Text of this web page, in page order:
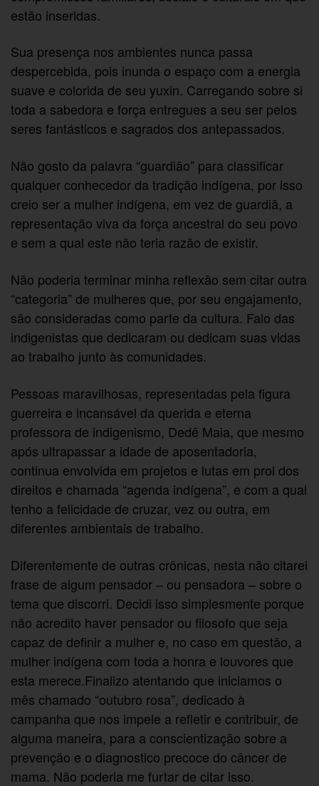
estão inseridas.
Sua presença nos ambientes nunca passa
despercebida, pois inunda o espaço com a energia
suave e colorida de seu yuxin. Carregando sobre si
toda a sabedora e força entregues a seu ser pelos
seres fantásticos e sagrados dos antepassados.
Não gosto da palavra “guardião” para classificar
qualquer conhecedor da tradição indígena, por isso
creio ser a mulher indígena, em vez de guardiã, a
representação viva da força ancestral do seu povo
e sem a qual este não teria razão de existir.
Não poderia terminar minha reflexão sem citar outra
“categoria” de mulheres que, por seu engajamento,
são consideradas como parte da cultura. Falo das
indigenistas que dedicaram ou dedicam suas vidas
ao trabalho junto às comunidades.
Pessoas maravilhosas, representadas pela figura
guerreira e incansável da querida e eterna
professora de indigenismo, Dedê Maia, que mesmo
após ultrapassar a idade de aposentadoria,
continua envolvida em projetos e lutas em prol dos
direitos e chamada “agenda indígena”, e com a qual
tenho a felicidade de cruzar, vez ou outra, em
diferentes ambientais de trabalho.
Diferentemente de outras crônicas, nesta não citarei
frase de algum pensador – ou pensadora – sobre o
tema que discorri. Decidi isso simplesmente porque
não acredito haver pensador ou filosofo que seja
capaz de definir a mulher e, no caso em questão, a
mulher indígena com toda a honra e louvores que
esta merece.Finalizo atentando que iniciamos o
mês chamado “outubro rosa”, dedicado à
campanha que nos impele a refletir e contribuir, de
alguma maneira, para a conscientização sobre a
prevenção e o diagnostico precoce do câncer de
mama. Não poderia me furtar de citar isso.